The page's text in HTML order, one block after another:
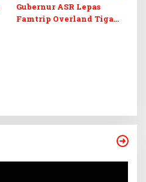
Gubernur ASR Lepas
Famtrip Overland Tiga